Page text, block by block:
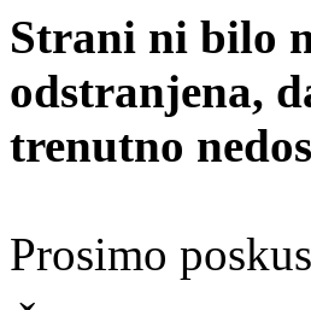
Strani ni bilo
odstranjena,
trenutno
Prosimo